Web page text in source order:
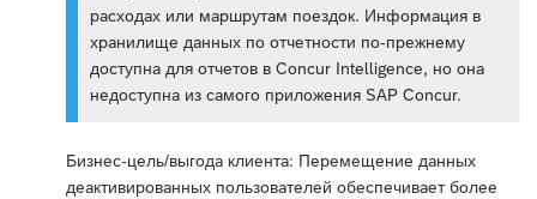
расходах или маршрутам поездок. Информация в
хранилище данных по отчетности по-прежнему
доступна для отчетов в Concur Intelligence, но она
недоступна из самого приложения SAP Concur.
Бизнес-цель/выгода клиента: Перемещение данных
деактивированных пользователей обеспечивает более